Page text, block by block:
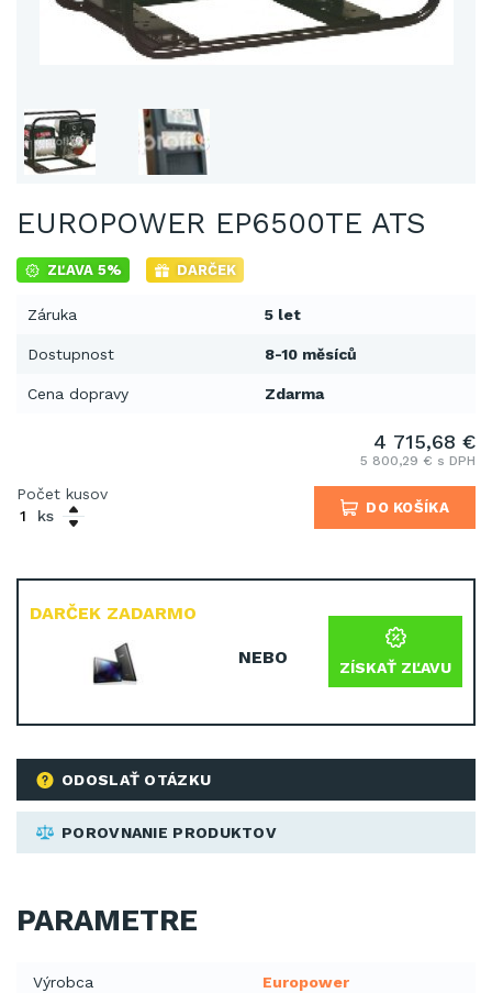
EUROPOWER EP6500TE ATS
ZĽAVA 5% DARČEK
Záruka 5 let
Dostupnost 8-10 měsíců
Cena dopravy Zdarma
ODOSLAŤ OTÁZKU
POROVNANIE PRODUKTOV
DARČEK ZADARMO
NEBO ZÍSKAŤ ZĽAVU
4 715,68 €
5 800,29 € s DPH
Počet kusov
ks
DO KOŠÍKA
PARAMETRE
Výrobca Europower